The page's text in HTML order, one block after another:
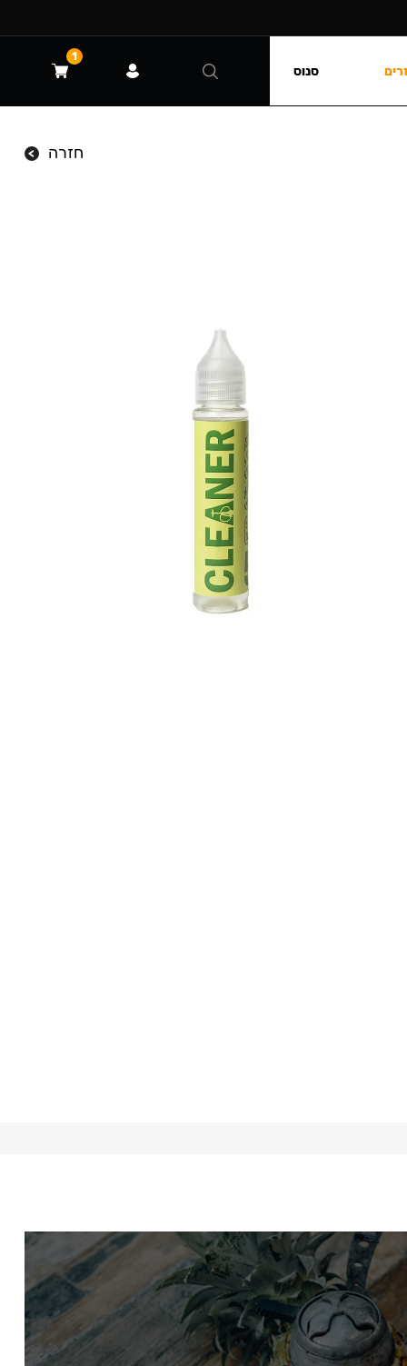
חזרה
סנוס
1